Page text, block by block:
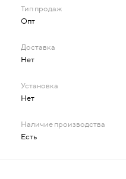
Опт
Нет
Нет
Есть